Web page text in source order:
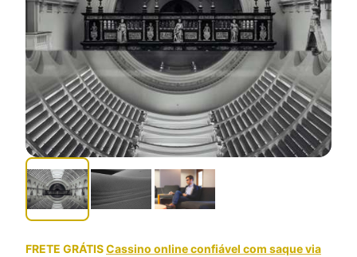
FRETE GRÁTISCassino online confiável com saque via